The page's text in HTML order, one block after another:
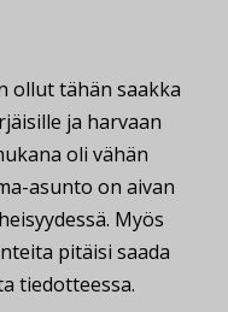
ollut tähän saakka
ja harvaan
oli vähän
asunto on aivan
Myös
pitäisi saada
tiedotteessa.